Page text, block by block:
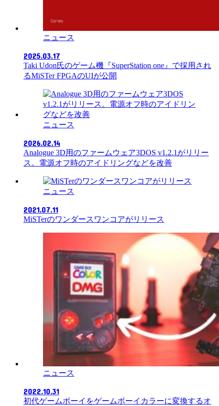
ニュース
2025.03.17
Taki Udon氏のゲーム機『SuperStation one』で採用され
るMiSTer FPGAのUIが公開
ニュース
2026.02.14
Analogue 3D用のファームウェア3DOS v1.2.1がリリー
ス。電源オフ時のアイドリングなどを改善
ニュース
2021.07.11
MiSTerのワンダースワンコアがリリース
ニュース
2022.10.31
初代ゲームボーイをゲームボーイカラーに変換するオ